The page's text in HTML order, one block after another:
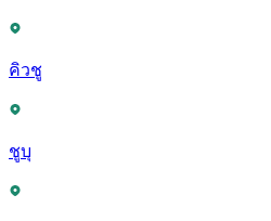
คิวชู
ชูบุ